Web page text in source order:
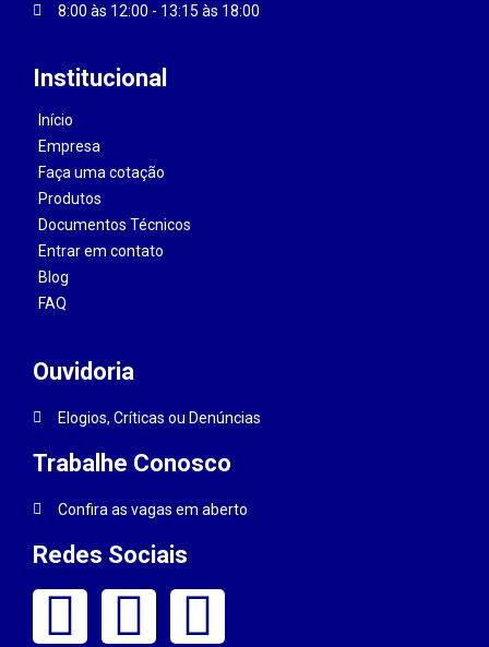
8:00 às 12:00 - 13:15 às 18:00
Institucional
Início
Empresa
Faça uma cotação
Produtos
Documentos Técnicos
Entrar em contato
Blog
FAQ
Ouvidoria
Elogios, Críticas ou Denúncias
Trabalhe Conosco
Confira as vagas em aberto
Redes Sociais